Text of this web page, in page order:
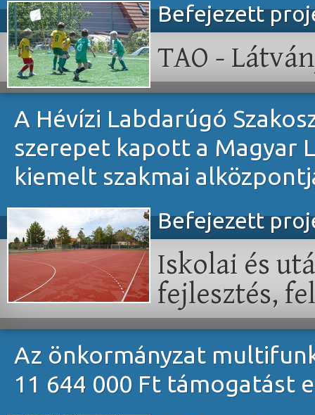
Befejezett
TAO -
A Hévízi Labdarúgó
szerepet kapott a Magyar
kiemelt szakmai
Befejezett
Iskolai és
fejlesztés,
Az önkormányzat
11 644 000 Ft támogatást